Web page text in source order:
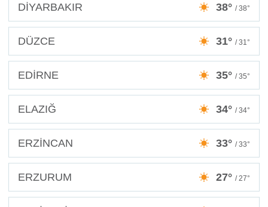
DİYARBAKIR 38° / 38°
DÜZCE 31° / 31°
EDİRNE 35° / 35°
ELAZIĞ 34° / 34°
ERZİNCAN 33° / 33°
ERZURUM 27° / 27°